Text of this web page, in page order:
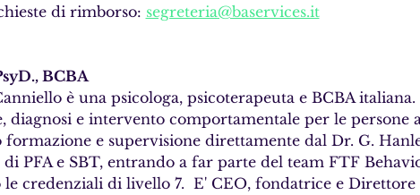
di rimborso: segreteria@baservices.it
BCBA
è una psicologa, psicoterapeuta e BCBA
diagnosi e intervento comportamentale per le persone
formazione e supervisione direttamente dal Dr. G.
PFA e SBT, entrando a far parte del team FTF
credenziali di livello 7.  E' CEO, fondatrice e